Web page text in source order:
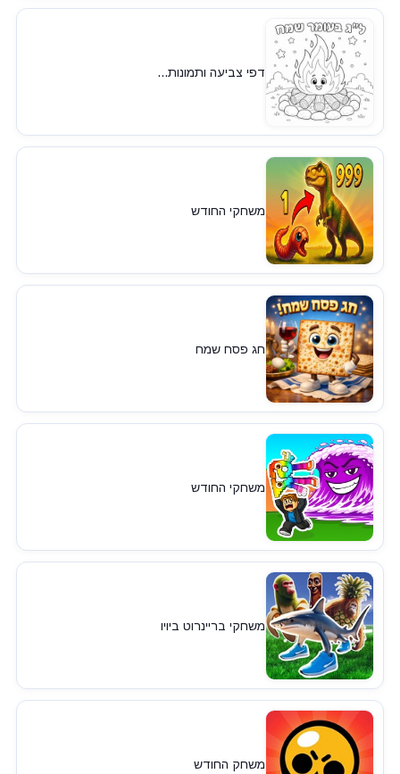
דפי צביעה ותמונות...
משחקי החודש
חג פסח שמח
משחקי החודש
משחקי בריינרוט ביויו
משחק החודש